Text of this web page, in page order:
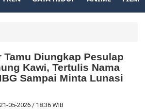
Tamu Diungkap Pesulap
Kawi, Tertulis Nama
Sampai Minta Lunasi
21-05-2026 / 18:36 WIB